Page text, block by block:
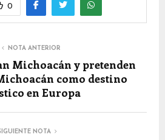
0
NOTA ANTERIOR
Michoacán y pretenden
como destino
en Europa
NOTA